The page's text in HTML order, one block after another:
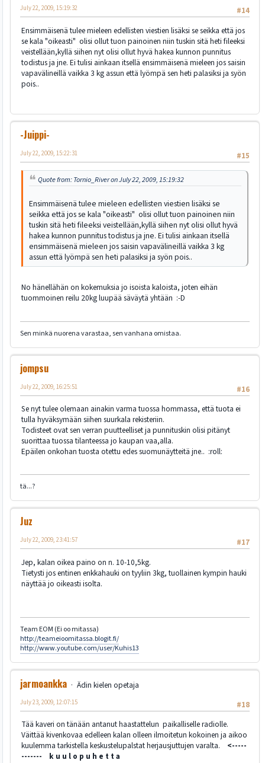
#14
July 22, 2009, 15:19:32
Ensimmäisenä tulee mieleen edellisten viestien lisäksi se seikka että jos
se kala "oikeasti" olisi ollut tuon painoinen niin tuskin sitä heti fileeksi
veistellään,kyllä siihen nyt olisi ollut hyvä hakea kunnon punnitus
todistus ja jne. Ei tulisi ainkaan itsellä ensimmäisenä mieleen jos saisin
vapavälineillä vaikka 3 kg assun että lyömpä sen heti palasiksi ja syön
pois..
-Juippi-
#15
July 22, 2009, 15:22:31
Quote from: Tornio_River on July 22, 2009, 15:19:32
Ensimmäisenä tulee mieleen edellisten viestien lisäksi se
seikka että jos se kala "oikeasti" olisi ollut tuon painoinen niin
tuskin sitä heti fileeksi veistellään,kyllä siihen nyt olisi ollut hyvä
hakea kunnon punnitus todistus ja jne. Ei tulisi ainkaan itsellä
ensimmäisenä mieleen jos saisin vapavälineillä vaikka 3 kg
assun että lyömpä sen heti palasiksi ja syön pois..
No hänellähän on kokemuksia jo isoista kaloista, joten eihän
tuommoinen reilu 20kg luupää säväytä yhtään :-D
Sen minkä nuorena varastaa, sen vanhana omistaa.
jompsu
#16
July 22, 2009, 16:25:51
Se nyt tulee olemaan ainakin varma tuossa hommassa, että tuota ei
tulla hyväksymään siihen suurkala rekisteriin.
Todisteet ovat sen verran puutteelliset ja punnituskin olisi pitänyt
suorittaa tuossa tilanteessa jo kaupan vaa,alla.
Epäilen onkohan tuosta otettu edes suomunäytteitä jne.. :roll:
tä...?
Juz
#17
July 22, 2009, 23:41:57
Jep, kalan oikea paino on n. 10-10,5kg.
Tietysti jos entinen enkkahauki on tyyliin 3kg, tuollainen kympin hauki
näyttää jo oikeasti isolta.
Team EOM (Ei oo mitassa)
http://teameioomitassa.blogit.fi/
http://www.youtube.com/user/Kuhis13
jarmoankka
Ädin kielen opetaja
#18
July 23, 2009, 12:07:15
Tää kaveri on tänään antanut haastattelun paikalliselle radiolle.
Väittää kivenkovaa edelleen kalan olleen ilmoitetun kokoinen ja aikoo
kuulemma tarkistella keskustelupalstat herjausjuttujen varalta. <-----
------- k u u l o p u h e t t a